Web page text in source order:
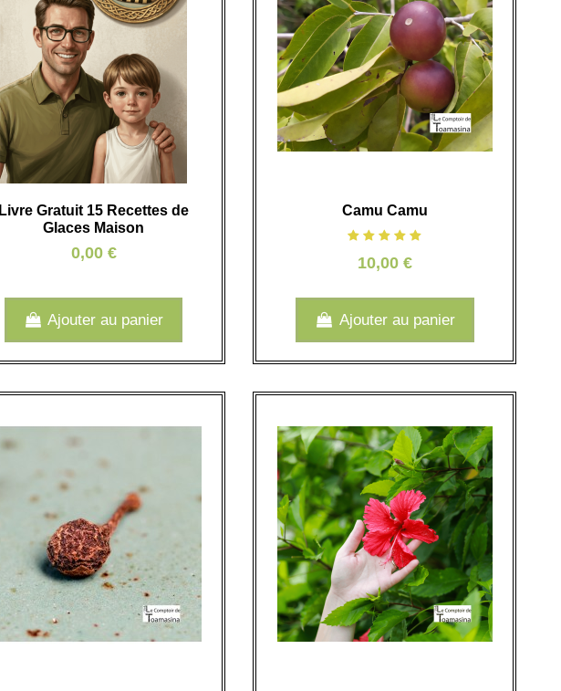
Livre Gratuit 15 Recettes de
Glaces Maison
0,00 €
Ajouter au panier
Camu Camu
10,00 €
Ajouter au panier